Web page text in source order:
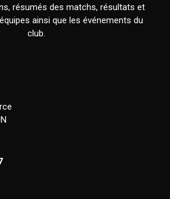
résumés des matchs, résultats et
ainsi que les événements du
club.